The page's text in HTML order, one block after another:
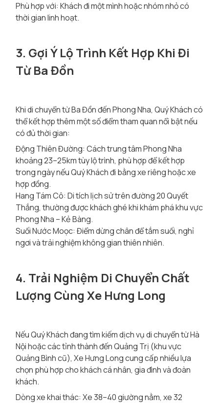
Phù hợp với: Khách đi một mình hoặc nhóm nhỏ có
thời gian linh hoạt.
3. Gợi Ý Lộ Trình Kết Hợp Khi Đi
Từ Ba Đồn
Khi di chuyển từ Ba Đồn đến Phong Nha, Quý Khách có
thể kết hợp thêm một số điểm tham quan nổi bật nếu
có đủ thời gian:
Động Thiên Đường: Cách trung tâm Phong Nha
khoảng 23–25km tùy lộ trình, phù hợp để kết hợp
trong ngày nếu Quý Khách đi bằng xe riêng hoặc xe
hợp đồng.
Hang Tám Cô: Di tích lịch sử trên đường 20 Quyết
Thắng, thường được khách ghé khi khám phá khu vực
Phong Nha – Kẻ Bàng.
Suối Nước Moọc: Điểm dừng chân để tắm suối, nghỉ
ngơi và trải nghiệm không gian thiên nhiên.
4. Trải Nghiệm Di Chuyển Chất
Lượng Cùng Xe Hưng Long
Nếu Quý Khách đang tìm kiếm dịch vụ di chuyển từ Hà
Nội hoặc các tỉnh thành đến Quảng Trị (khu vực
Quảng Bình cũ), Xe Hưng Long cung cấp nhiều lựa
chọn phù hợp cho khách cá nhân, gia đình và đoàn
khách.
Dòng xe khai thác: Xe 38–40 giường nằm, xe 32